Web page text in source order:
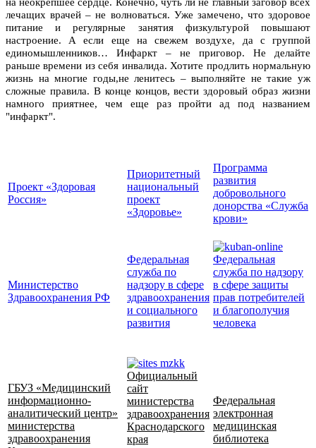
лечащих врачей – не волноваться. Уже замечено, что здоровое
питание и регулярные занятия физкультурой повышают
настроение. А если еще на свежем воздухе, да с группой
единомышленников… Инфаркт – не приговор. Не делайте
раньше времени из себя инвалида. Хотите продлить нормальную
жизнь на многие годы,не ленитесь – выполняйте не такие уж
сложные правила. В конце концов, вести здоровый образ жизни
намного приятнее, чем еще раз пройти ад под названием
"инфаркт".
Проект «Здоровая
Россия»
Приоритетный
национальный
проект
«Здоровье»
Программа
развития
добровольного
донорства «Служба
крови»
Министерство
Здравоохранения РФ
Федеральная
служба по
надзору в сфере
здравоохранения
и социального
развития
Федеральная
служба по надзору
в сфере защиты
прав потребителей
и благополучия
человека
ГБУЗ «Медицинский
информационно-
аналитический центр»
министерства
здравоохранения
Официальный
сайт
министерства
здравоохранения
Краснодарского
края
Федеральная
электронная
медицинская
библиотека